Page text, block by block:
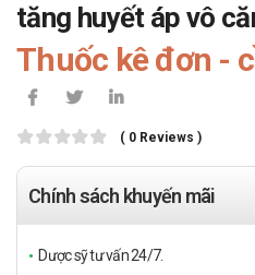
tăng huyết áp vô
Thuốc kê đơn -
( 0 Reviews )
Chính sách khuyến mãi
Dược sỹ tư vấn 24/7.